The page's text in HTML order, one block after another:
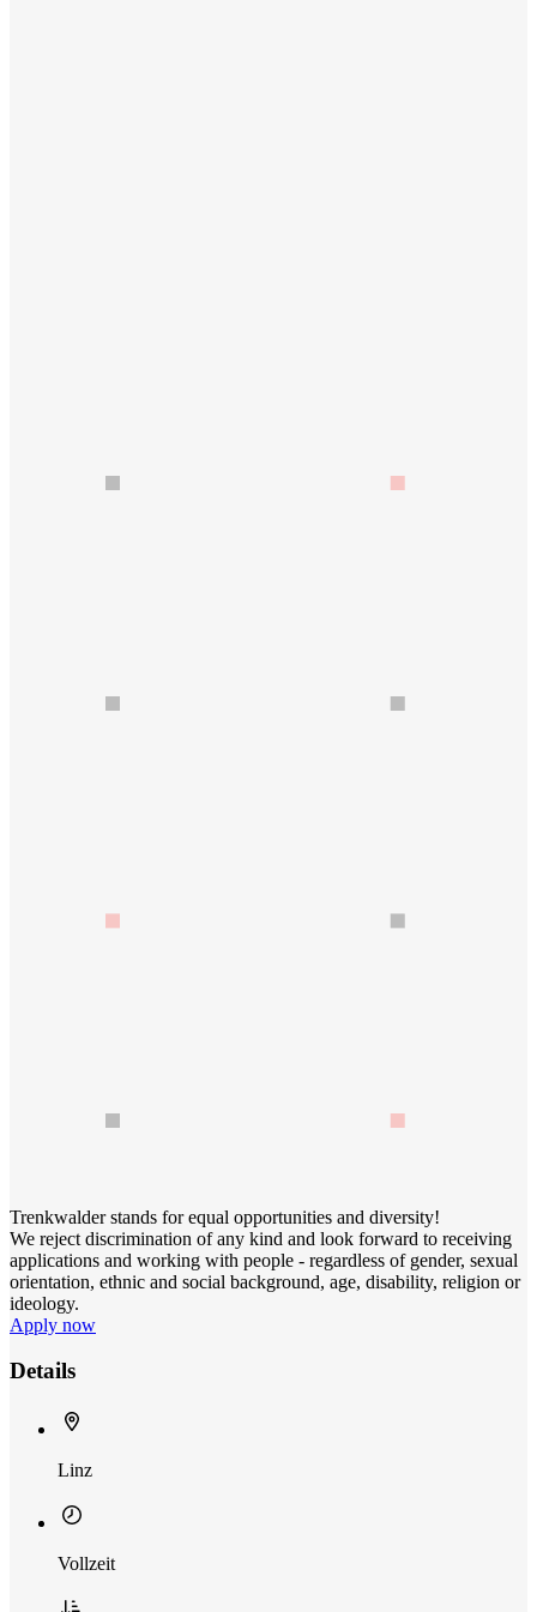
Trenkwalder stands for equal opportunities and diversity!
We reject discrimination of any kind and look forward to receiving
applications and working with people - regardless of gender, sexual
orientation, ethnic and social background, age, disability, religion or
ideology.
Apply now
Details
Linz
Vollzeit